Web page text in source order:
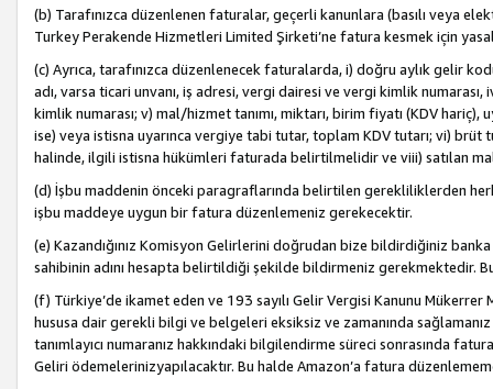
(b) Tarafınızca düzenlenen faturalar, geçerli kanunlara (basılı veya
Turkey Perakende Hizmetleri Limited Şirketi’ne fatura kesmek için
(c) Ayrıca, tarafınızca düzenlenecek faturalarda, i) doğru aylık gelir
adı, varsa ticari unvanı, iş adresi, vergi dairesi ve vergi kimlik
kimlik numarası; v) mal/hizmet tanımı, miktarı, birim fiyatı (KDV
ise) veya istisna uyarınca vergiye tabi tutar, toplam KDV tutarı; vi) brüt
halinde, ilgili istisna hükümleri faturada belirtilmelidir ve viii) satılan
(d) İşbu maddenin önceki paragraflarında belirtilen gerekliliklerden
işbu maddeye uygun bir fatura düzenlemeniz gerekecektir.
(e) Kazandığınız Komisyon Gelirlerini doğrudan bize bildirdiğiniz banka
sahibinin adını hesapta belirtildiği şekilde bildirmeniz gerekmektedir.
(f) Türkiye’de ikamet eden ve 193 sayılı Gelir Vergisi Kanunu
hususa dair gerekli bilgi ve belgeleri eksiksiz ve zamanında
tanımlayıcı numaranız hakkındaki bilgilendirme süreci sonrasında
Geliri ödemelerinizyapılacaktır. Bu halde Amazon’a fatura